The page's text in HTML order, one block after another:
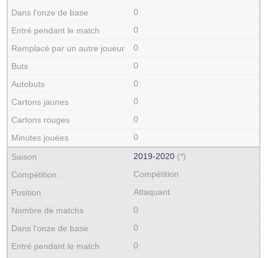
0
0
0
0
0
0
0
0
2019‑2020 (*)
Compétition
Attaquant
0
0
0